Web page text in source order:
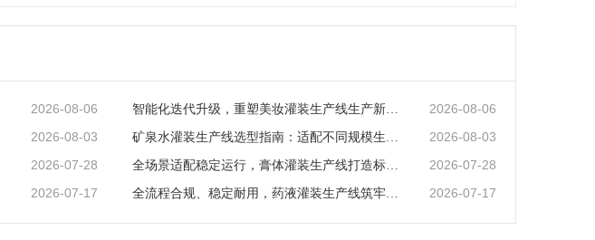
2026-08-06 智能化迭代升级，重塑美妆灌装生产线生产新范式 2026-08-06
2026-08-03 矿泉水灌装生产线选型指南：适配不同规模生产的核心逻辑 2026-08-03
2026-07-28 全场景适配稳定运行，膏体灌装生产线打造标准化灌装新体系 2026-07-28
2026-07-17 全流程合规、稳定耐用，药液灌装生产线筑牢药液生产品质防线 2026-07-17